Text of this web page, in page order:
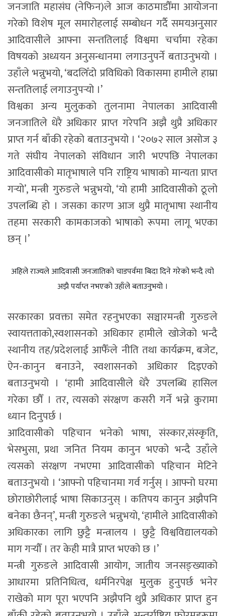
जनजाति महासंघ (नेफिन)ले आज काठमाडौँमा आयोजना
गरेको विशेष मूल समारोहलाई सम्बोधन गर्दै समयअनुसार
आदिवासीले आफ्ना सन्ततिलाई विश्वमा चर्चामा रहेका
विषयको अध्ययन अनुसन्धानमा लगाउनुपर्ने बताउनुभयो ।
उहाँले भन्नुभयो, ‘बदलिँदो प्रविधिको विकासमा हामीले हाम्रा
सन्ततिलाई लगाउनुपर्‍यो ।’
विश्वका अन्य मुलुकको तुलनामा नेपालका आदिवासी
जनजातिले धेरै अधिकार प्राप्त गरेपनि अझै थुप्रै अधिकार
प्राप्त गर्न बाँकी रहेको बताउनुभयो । ‘२०७२ साल असोज ३
गते संघीय नेपालको संविधान जारी भएपछि नेपालका
आदिवासीको मातृभाषाले पनि राष्ट्रिय भाषाको मान्यता प्राप्त
गर्‍यो’, मन्त्री गुरुङले भन्नुभयो, ‘यो हामी आदिवासीको ठूलो
उपलब्धि हो । जसका कारण आज थुप्रै मातृभाषा स्थानीय
तहमा सरकारी कामकाजको भाषाको रूपमा लागू भएका
छन् ।’
अहिले राज्यले आदिवासी जनजातिको चाडपर्वमा बिदा दिने गरेको भन्दै त्यो
अझै पर्याप्त नभएको उहाँले बताउनुभयो ।
सरकारका प्रवक्ता समेत रहनुभएका सञ्चारमन्त्री गुरुङले
स्वायत्तताको,स्वशासनको अधिकार हामीले खोजेको भन्दै
स्थानीय तह/प्रदेशलाई आफैँले नीति तथा कार्यक्रम, बजेट,
ऐन-कानुन बनाउने, स्वशासनको अधिकार दिइएको
बताउनुभयो । ‘हामी आदिवासीले धेरै उपलब्धि हासिल
गरेका छौँ । तर, त्यसको संरक्षण कसरी गर्ने भन्ने कुरामा
ध्यान दिनुपर्छ ।
आदिवासीको पहिचान भनेको भाषा, संस्कार,संस्कृति,
भेसभुसा, प्रथा जनित नियम कानुन भएको भन्दै उहाँले
त्यसको संरक्षण नभएमा आदिवासीको पहिचान मेटिने
बताउनुभयो । ‘आफ्नो पहिचानमा गर्व गर्नुस् । आफ्नो घरमा
छोराछोरीलाई भाषा सिकाउनुस् । कतिपय कानुन अझैपनि
बनेका छैनन्’, मन्त्री गुरुङले भन्नुभयो, ‘हामीले आदिवासीको
अधिकारका लागि छुट्टै मन्त्रालय । छुट्टै विश्वविद्यालयको
माग गर्‍यौँ । तर केही मात्रै प्राप्त भएको छ ।’
मन्त्री गुरुङले आदिवासी आयोग, जातीय जनसङ्ख्याको
आधारमा प्रतिनिधित्व, धर्मनिरपेक्ष मुलुक हुनुपर्छ भनेर
राखेको माग पूरा भएपनि अझैपनि थुप्रै अधिकार प्राप्त हुन